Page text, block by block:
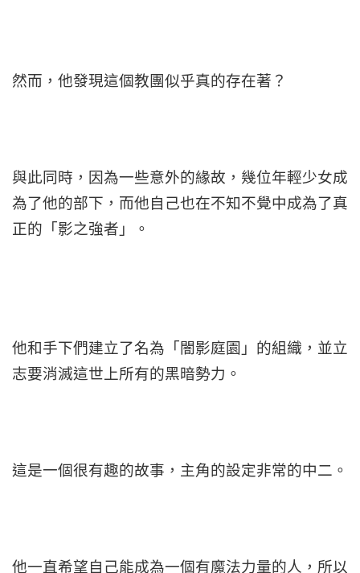
然而，他發現這個教團似乎真的存在著？
與此同時，因為一些意外的緣故，幾位年輕少女成
為了他的部下，而他自己也在不知不覺中成為了真
正的「影之強者」。
他和手下們建立了名為「闇影庭園」的組織，並立
志要消滅這世上所有的黑暗勢力。
這是一個很有趣的故事，主角的設定非常的中二。
他一直希望自己能成為一個有魔法力量的人，所以